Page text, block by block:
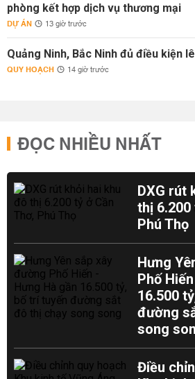
phòng kết hợp dịch vụ thương mại
DỰ ÁN 13 giờ trước
Quảng Ninh, Bắc Ninh đủ điều kiện
QUY HOẠCH 14 giờ trước
ĐỌC NHIỀU NHẤT
DXG rút
thị 6.200
Phú Thọ
Hưng
Phố
16.500
đường
song
Điều